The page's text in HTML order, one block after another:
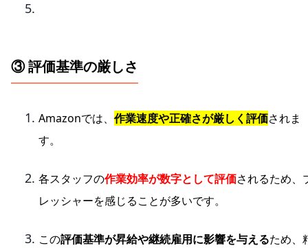
③ 評価基準の厳しさ
Amazonでは、 作業速度や正確さが厳しく評価されま
す。
各スタッフの作業効率が数字として評価されるため、
レッシャーを感じることが多いです。
この評価基準が昇給や継続雇用に影響を与えるため、